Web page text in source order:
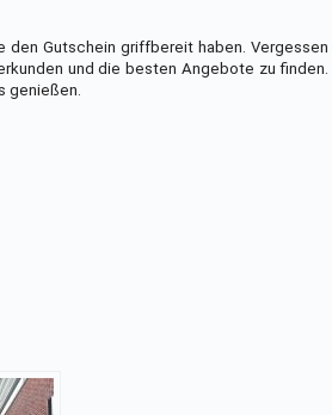
den Gutschein griffbereit haben. Vergessen
und die besten Angebote zu finden.
genießen.